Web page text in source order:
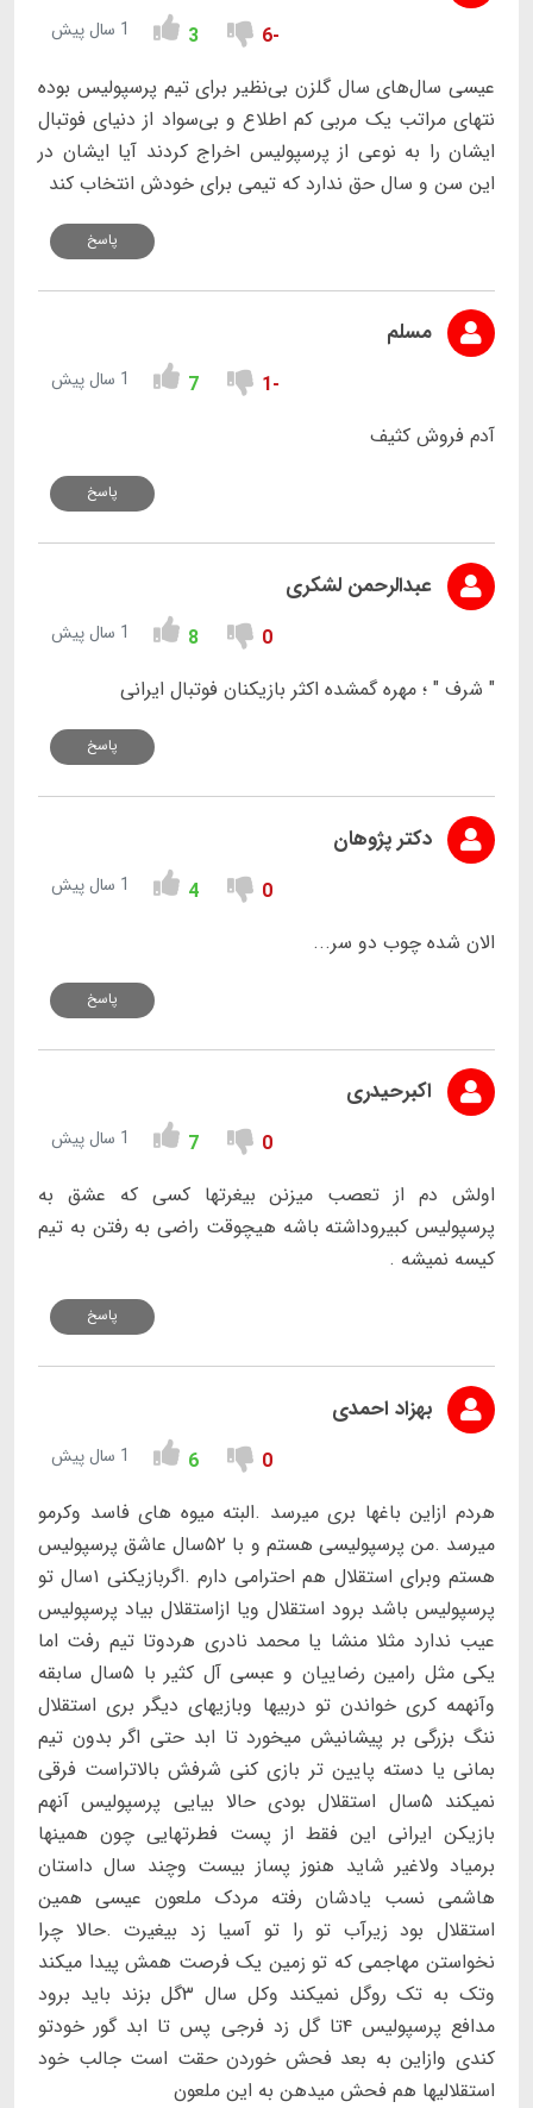
-6
3 1 سال پیش
عیسی سال‌های سال گلزن بی‌نظیر برای تیم پرسپولیس بوده
نتهای مراتب یک مربی کم اطلاع و بی‌سواد از دنیای فوتبال
ایشان را به نوعی از پرسپولیس اخراج کردند آیا ایشان در
این سن و سال حق ندارد که تیمی برای خودش انتخاب کند
پاسخ
مسلم
-1
7 1 سال پیش
آدم فروش کثیف
پاسخ
عبدالرحمن لشکری
0
8 1 سال پیش
" شرف " ؛ مهره گمشده اکثر بازیکنان فوتبال ایرانی
پاسخ
دکتر پژوهان
0
4 1 سال پیش
الان شده چوب دو سر...
پاسخ
اکبرحیدری
0
7 1 سال پیش
اولش دم از تعصب میزنن بیغرتها کسی که عشق به
پرسپولیس کبیروداشته باشه هیچوقت راضی به رفتن به تیم
کیسه نمیشه .
پاسخ
بهزاد احمدی
0
6 1 سال پیش
هردم ازاین باغها بری میرسد .البته میوه های فاسد وکرمو
میرسد .من پرسپولیسی هستم و با ۵۲سال عاشق پرسپولیس
هستم وبرای استقلال هم احترامی دارم .اگربازیکنی ۱سال تو
پرسپولیس باشد برود استقلال ویا ازاستقلال بیاد پرسپولیس
عیب ندارد مثلا منشا یا محمد نادری هردوتا تیم رفت اما
یکی مثل رامین رضاییان و عبسی آل کثیر با ۵سال سابقه
وآنهمه کری خواندن تو دربیها وبازیهای دیگر بری استقلال
ننگ بزرگی بر پیشانیش میخورد تا ابد حتی اگر بدون تیم
بمانی یا دسته پایین تر بازی کنی شرفش بالاتراست فرقی
نمیکند ۵سال استقلال بودی حالا بیایی پرسپولیس آنهم
بازیکن ایرانی این فقط از پست فطرتهایی چون همینها
برمیاد ولاغیر شاید هنوز پساز بیست وچند سال داستان
هاشمی نسب یادشان رفته مردک ملعون عیسی همین
استقلال بود زیرآب تو را تو آسیا زد بیغیرت .حالا چرا
نخواستن مهاجمی که تو زمین یک فرصت همش پیدا میکند
وتک به تک روگل نمیکند وکل سال ۳گل بزند باید برود
مدافع پرسپولیس ۴تا گل زد فرجی پس تا ابد گور خودتو
کندی وازاین به بعد فحش خوردن حقت است جالب خود
استقلالیها هم فحش میدهن به این ملعون